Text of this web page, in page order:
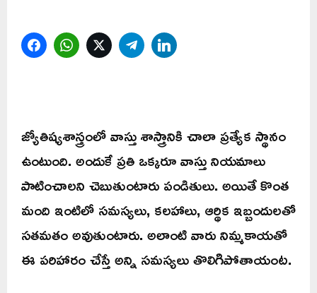
FacebookWhatsAppTwitterTelegram
జ్యోతిష్యశాస్త్రంలో వాస్తు శాస్త్రానికి చాలా ప్రత్యేక స్థానం
ఉంటుంది. అందుకే ప్రతి ఒక్కరూ వాస్తు నియమాలు
పాటించాలని చెబుతుంటారు పండితులు. అయితే కొంత
మంది ఇంటిలో సమస్యలు, కలహాలు, ఆర్థిక ఇబ్బందులతో
సతమతం అవుతుంటారు. అలాంటి వారు నిమ్మకాయతో
ఈ పరిహారం చేస్తే అన్ని సమస్యలు తొలిగిపోతాయంట.